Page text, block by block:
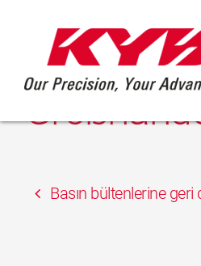
Profi
Basın bültenlerine geri